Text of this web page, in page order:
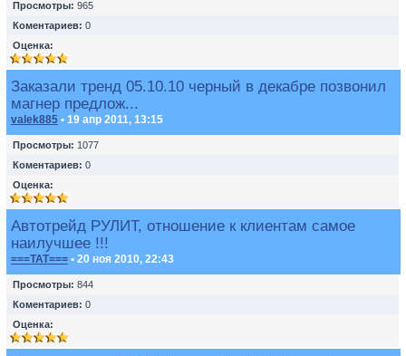
Просмотры: 965
Коментариев: 0
Оценка:
Заказали тренд 05.10.10 черный в декабре позвонил
магнер предлож...
valek885 • 19 апр 2011, 13:15
Просмотры: 1077
Коментариев: 0
Оценка:
Автотрейд РУЛИТ, отношение к клиентам самое
наилучшее !!!
===TAT=== • 20 ноя 2010, 22:43
Просмотры: 844
Коментариев: 0
Оценка: